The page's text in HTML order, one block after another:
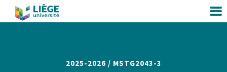
2025-2026 / MSTG2043-3